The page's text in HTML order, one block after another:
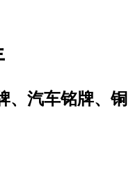
、汽车铭牌、铜